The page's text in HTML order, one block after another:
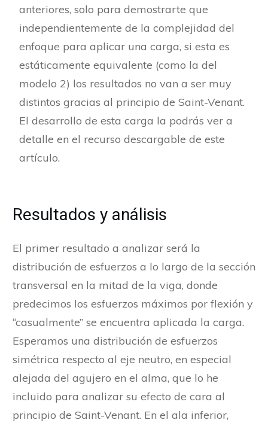
anteriores, solo para demostrarte que
independientemente de la complejidad del
enfoque para aplicar una carga, si esta es
estáticamente equivalente (como la del
modelo 2) los resultados no van a ser muy
distintos gracias al principio de Saint-Venant.
El desarrollo de esta carga la podrás ver a
detalle en el recurso descargable de este
artículo.
Resultados y análisis
El primer resultado a analizar será la
distribución de esfuerzos a lo largo de la sección
transversal en la mitad de la viga, donde
predecimos los esfuerzos máximos por flexión y
“casualmente” se encuentra aplicada la carga.
Esperamos una distribución de esfuerzos
simétrica respecto al eje neutro, en especial
alejada del agujero en el alma, que lo he
incluido para analizar su efecto de cara al
principio de Saint-Venant. En el ala inferior,